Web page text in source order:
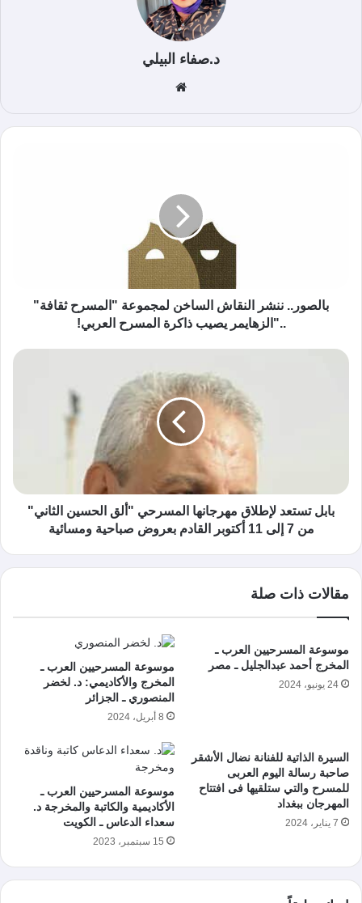
د.صفاء البيلي
الوي
بالصور.. ننشر النقاش الساخن لمجموعة "المسرح ثقافة"
.."الزهايمر يصيب ذاكرة المسرح العربي!
بابل تستعد لإطلاق مهرجانها المسرحي "ألق الحسين الثاني"
من 7 إلى 11 أكتوبر القادم بعروض صباحية ومسائية
مقالات ذات صلة
موسوعة المسرحيين العرب ـ
المخرج أحمد عبدالجليل ـ مصر
24 يونيو، 2024
موسوعة المسرحيين العرب ـ
المخرج والأكاديمي: د. لخضر
المنصوري ـ الجزائر
8 أبريل، 2024
السيرة الذاتية للفنانة نضال الأشقر
صاحبة رسالة اليوم العربى
للمسرح والتي ستلقيها فى افتتاح
المهرجان ببغداد
7 يناير، 2024
موسوعة المسرحيين العرب ـ
الأكاديمية والكاتبة والمخرجة د.
سعداء الدعاس ـ الكويت
15 سبتمبر، 2023